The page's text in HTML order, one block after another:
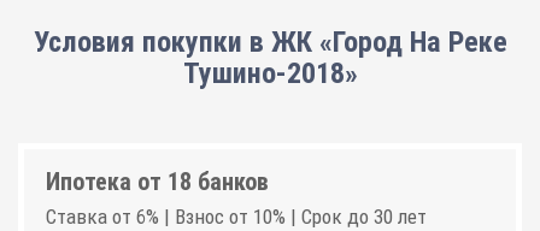
Условия покупки в ЖК «Город На Реке
Тушино-2018»
Ипотека от 18 банков
Ставка от 6% | Взнос от 10% | Срок до 30 лет